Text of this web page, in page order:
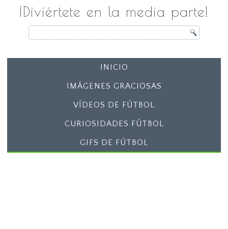
¡Diviértete en la media parte!
INICIO
IMÁGENES GRACIOSAS
VÍDEOS DE FÚTBOL
CURIOSIDADES FÚTBOL
GIFS DE FÚTBOL